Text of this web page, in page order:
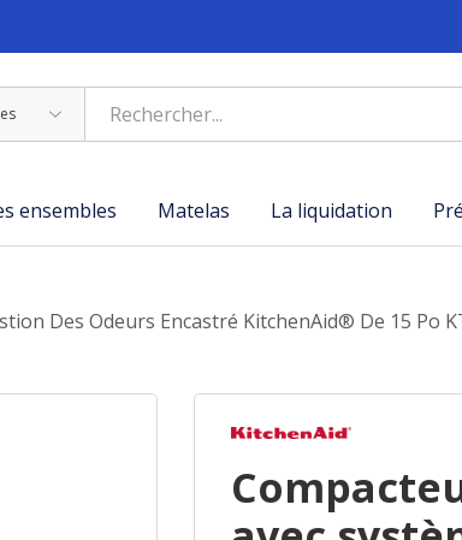
ensembles Matelas La liquidation
Des Odeurs Encastré KitchenAid® De 15 Po